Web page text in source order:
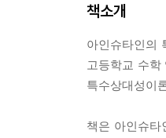
책소개
아인슈타인의
고등학교 수
특수상대성이
책은 아인슈타